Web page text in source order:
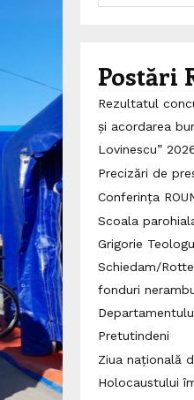
Postări
Rezultatul
și acordarea
Lovinescu”
Precizări de
Conferința
Scoala
Grigorie
Schiedam/
fonduri
Pretutindeni
Ziua națională
Holocaustului